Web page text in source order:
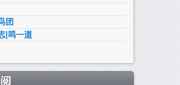
团
|鸣一道